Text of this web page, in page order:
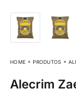
HOME PRODUTOS
Alecrim